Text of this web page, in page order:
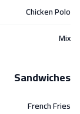
Chicken Polo
Mix
Sandwiches
French Fries